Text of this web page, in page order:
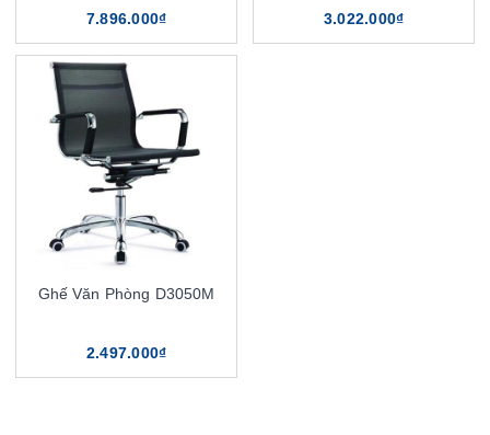
7.896.000₫ 3.022.000₫
Ghế Văn Phòng D3050M
2.497.000₫